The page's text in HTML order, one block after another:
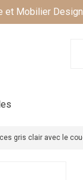
et Mobilier Design
gris clair avec le